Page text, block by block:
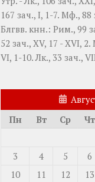
167 зач., I, 1-7. Мф., 88
Блгвв. кнн.: Рим., 99
52 зач., XV, 17 - XVI, 2.
VI, 1-10. Лк., 33 зач.,
Пн
Вт Ср Чт
3
4 5 6
10
11 12 13